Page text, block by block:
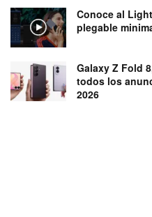
Conoce al
plegable
Galaxy Z Fold
todos los
2026